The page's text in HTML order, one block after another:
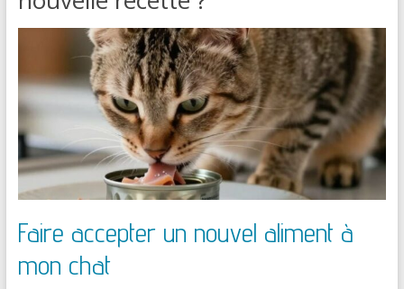
Faire accepter un nouvel aliment à
mon chat